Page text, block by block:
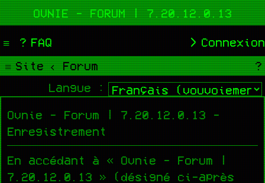
OVNIE - FORUM | 7.20.12.0.13
FAQ Connexion
Site Forum
Langue :
Ovnie - Forum | 7.20.12.0.13 -
Enregistrement
En accédant à « Ovnie - Forum |
7.20.12.0.13 » (désigné ci-après